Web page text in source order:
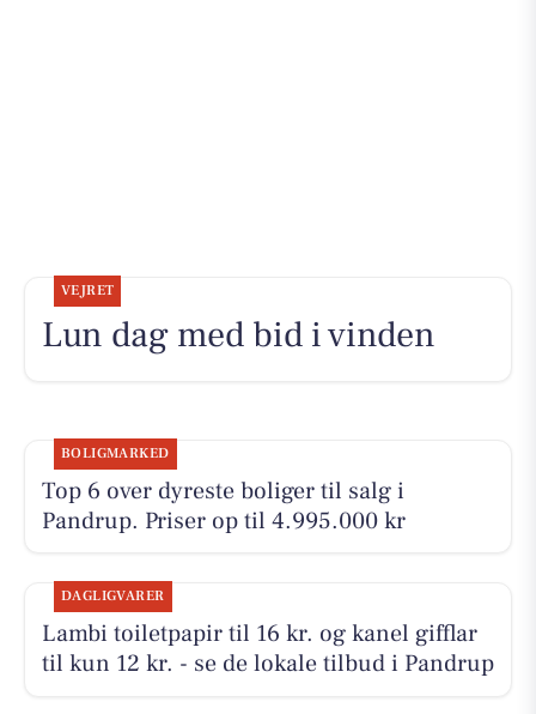
VEJRET
Lun dag med bid i vinden
BOLIGMARKED
Top 6 over dyreste boliger til salg i
Pandrup. Priser op til 4.995.000 kr
DAGLIGVARER
Lambi toiletpapir til 16 kr. og kanel gifflar
til kun 12 kr. - se de lokale tilbud i Pandrup